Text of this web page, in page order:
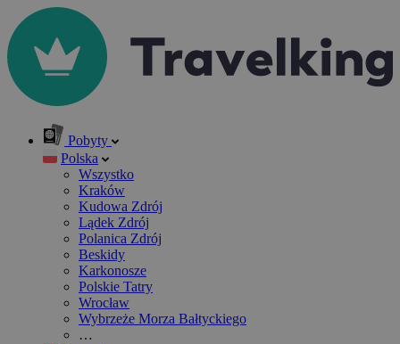
Pobyty
Polska
Wszystko
Kraków
Kudowa Zdrój
Lądek Zdrój
Polanica Zdrój
Beskidy
Karkonosze
Polskie Tatry
Wrocław
Wybrzeże Morza Bałtyckiego
…